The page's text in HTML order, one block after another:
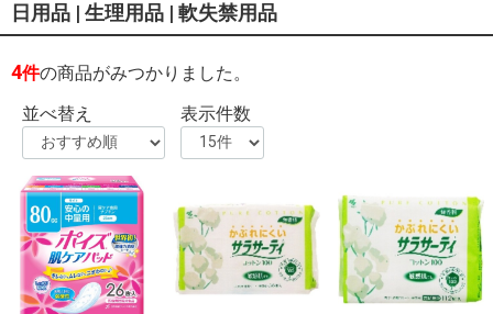
日用品 | 生理用品 | 軟失禁用品
4件の商品がみつかりました。
並べ替え
表示件数